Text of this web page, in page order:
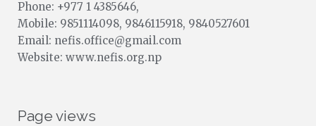
Phone: +977 1 4385646,
Mobile: 9851114098, 9846115918, 9840527601
Email: nefis.office@gmail.com
Website: www.nefis.org.np
Page views